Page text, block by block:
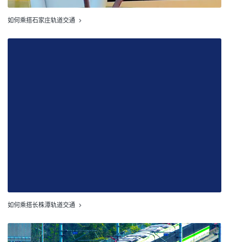
如何乘搭石家庄轨道交通
如何乘搭长株潭轨道交通